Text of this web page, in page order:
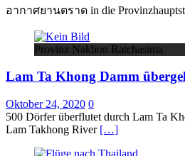
อากาศยานตราด in die
Provinz Nakhon Ratchasima
Lam Ta Khong Damm
Oktober 24, 2020 0
500 Dörfer überflutet durch Lam Ta
Lam Takhong River […]